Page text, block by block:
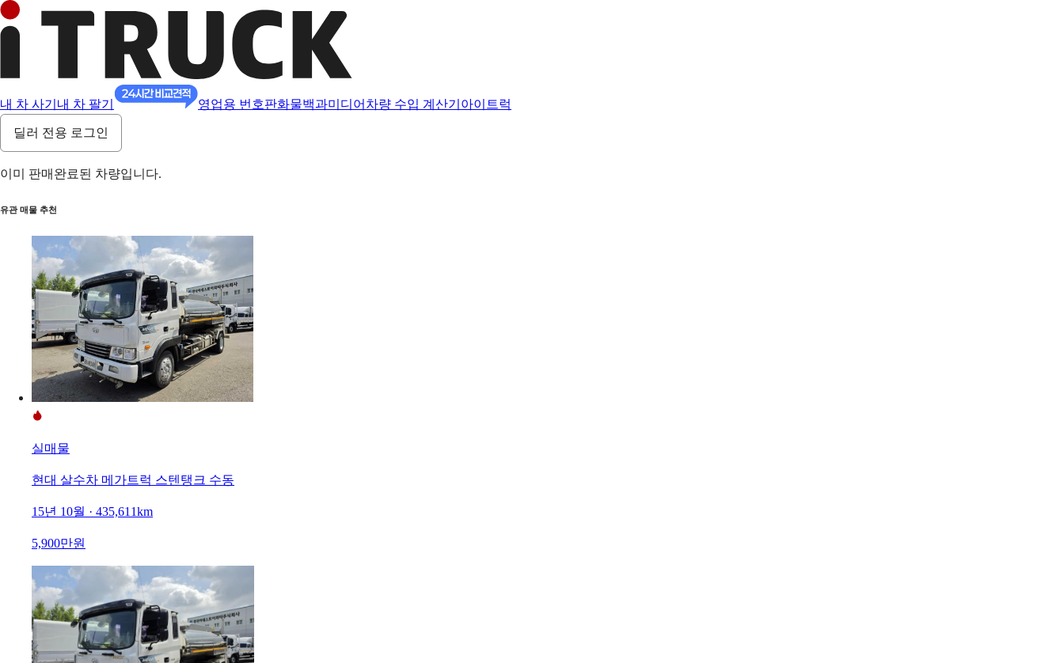
내 차 사기 내 차 팔기 영업용 번호판화물백과미디어 차량 수입 계산기 아이트럭
딜러 전용 로그인
이미 판매완료된 차량입니다.
유관 매물 추천
실매물
현대 살수차 메가트럭 스텐탱크 수동
15년 10월 · 435,611km
5,900만원